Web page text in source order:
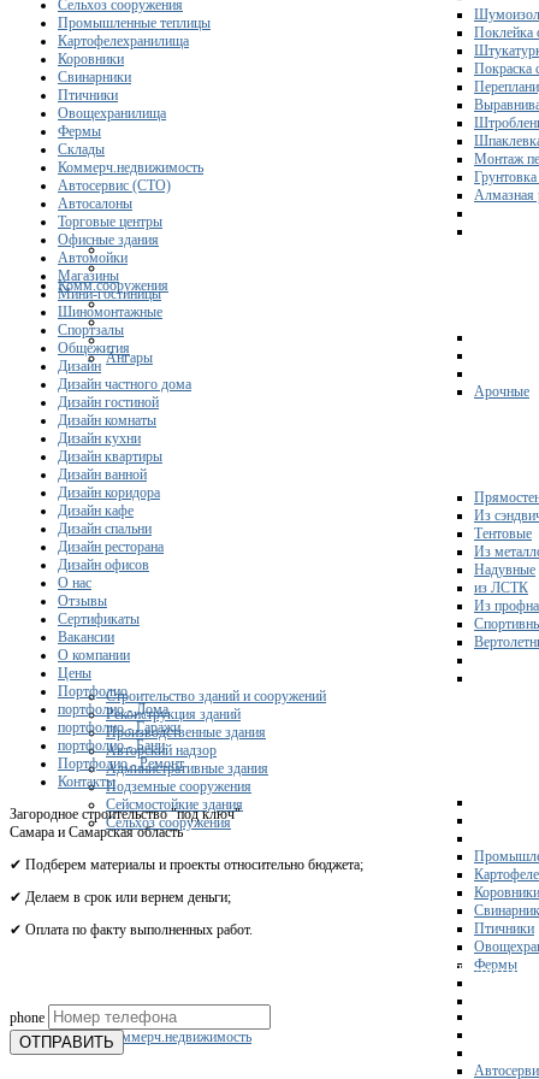
Поклейка
Покраска
Монтаж
Грунтовка
Алмазная
Комм.сооружения
Ангары
Арочные
Из
Тентовые
Из
Надувные
из ЛСТК
Из
Строительство зданий и сооружений
Реконструкция зданий
Производственные здания
Авторский надзор
Административные здания
Подземные сооружения
Сейсмостойкие здания
Сельхоз сооружения
Коровники
Птичники
Фермы
Склады
Коммерч.недвижимость
Сельхоз сооружения
Промышленные теплицы
Картофелехранилища
Коровники
Свинарники
Птичники
Овощехранилища
Фермы
Склады
Коммерч.недвижимость
Автосервис (СТО)
Автосалоны
Торговые центры
Офисные здания
Автомойки
Магазины
Мини-гостиницы
Шиномонтажные
Спортзалы
Общежития
Дизайн
Дизайн частного дома
Дизайн гостиной
Дизайн комнаты
Дизайн кухни
Дизайн квартиры
Дизайн ванной
Дизайн коридора
Дизайн кафе
Дизайн спальни
Дизайн ресторана
Дизайн офисов
О нас
Отзывы
Сертификаты
Вакансии
О компании
Цены
Портфолио
портфолио - Дома
портфолио - Гаражи
портфолио - Бани
Портфолио - Ремонт
Контакты
Загородное строительство "под ключ"
Самара и Самарская область
✔ Подберем материалы и проекты относительно бюджета;
✔ Делаем в срок или вернем деньги;
✔ Оплата по факту выполненных работ.
phone
ОТПРАВИТЬ